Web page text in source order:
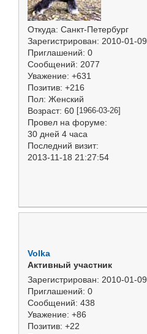
Откуда: Санкт-Петербург
Зарегистрирован: 2010-01-09
Приглашений: 0
Сообщений: 2077
Уважение: +631
Позитив: +216
Пол: Женский
Возраст: 60 [1966-03-26]
Провел на форуме:
30 дней 4 часа
Последний визит:
2013-11-18 21:27:54
Volka
Активный участник
Зарегистрирован: 2010-01-09
Приглашений: 0
Сообщений: 438
Уважение: +86
Позитив: +22